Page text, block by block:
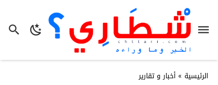
الرئيسية » أخبار و تقارير